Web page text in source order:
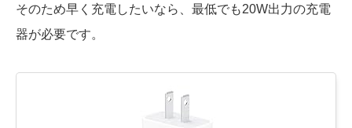
そのため早く充電したいなら、最低でも20W出力の充電
器が必要です。